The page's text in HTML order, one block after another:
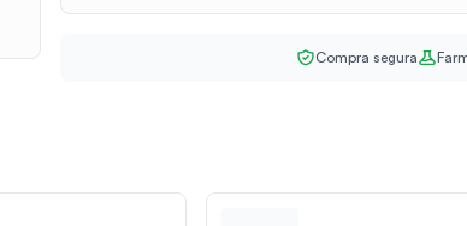
Compra segura